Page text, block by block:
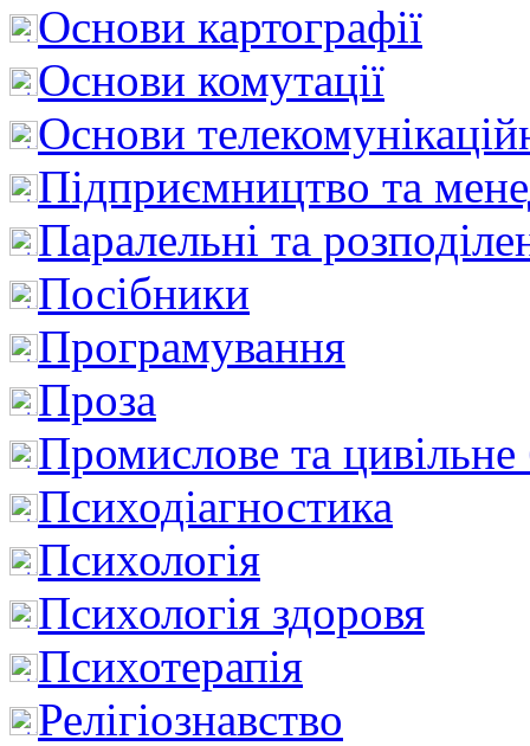
Основи картографії
Основи комутації
Основи
Підприємництво та
Паралельні та
Посібники
Програмування
Проза
Промислове та цивільне
Психодіагностика
Психологія
Психологія здоровя
Психотерапія
Релігіознавство